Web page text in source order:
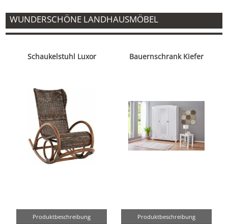
WUNDERSCHÖNE LANDHAUSMÖBEL
Schaukelstuhl Luxor
Produktbeschreibung
Bauernschrank Kiefer
Produktbeschreibung